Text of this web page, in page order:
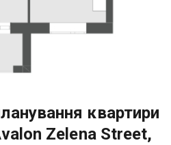
квартири
Zelena Street,